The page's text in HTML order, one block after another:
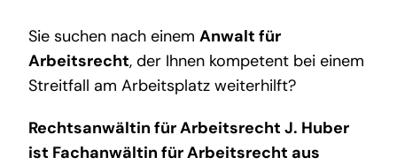
Sie suchen nach einem Anwalt für
Arbeitsrecht, der Ihnen kompetent bei einem
Streitfall am Arbeitsplatz weiterhilft?
Rechtsanwältin für Arbeitsrecht J. Huber
ist Fachanwältin für Arbeitsrecht aus